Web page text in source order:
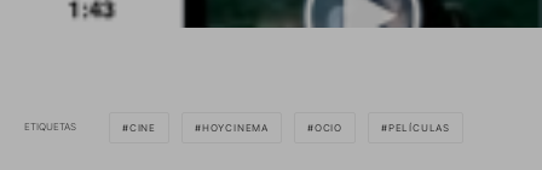
ETIQUETAS CINE HOYCINEMA OCIO PELÍCULAS